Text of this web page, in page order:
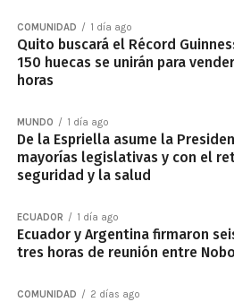
COMUNIDAD 1 día ago
Quito buscará el Récord
150 huecas se unirán para
horas
MUNDO 1 día ago
De la Espriella asume la
mayorías legislativas y con el
seguridad y la salud
ECUADOR 1 día ago
Ecuador y Argentina firmaron
tres horas de reunión entre
COMUNIDAD 2 días ago